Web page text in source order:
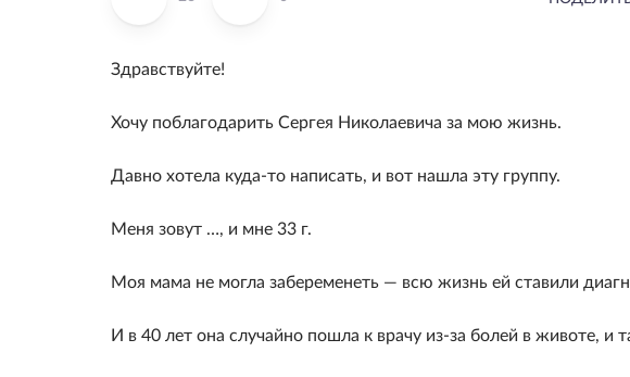
Здравствуйте!
Хочу поблагодарить Сергея Николаевича за мою жизнь.
Давно хотела куда-то написать, и вот нашла эту группу.
Меня зовут …, и мне 33 г.
Моя мама не могла забеременеть — всю жизнь ей ставили
И в 40 лет она случайно пошла к врачу из-за болей в животе, и